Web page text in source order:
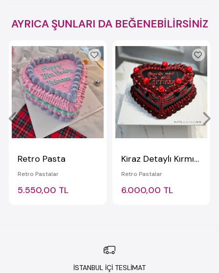
AYRICA ŞUNLARI DA BEĞENEBİLİRSİNİZ
Retro Pasta
Retro Pastalar
5.550,00 TL
Kiraz Detaylı Kırmızı Siyah Yazılı Vintage Pasta
Retro Pastalar
6.000,00 TL
İSTANBUL İÇİ TESLİMAT